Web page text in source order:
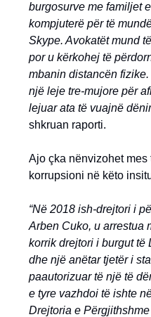
burgosurve me familjet
kompjuterë për të
Skype. Avokatët mund
por u kërkohej të
mbanin distancën
një leje tre-mujore për
lejuar ata të vuajnë
shkruan raporti.
Ajo çka nënvizohet
korrupsioni në këto
“Në 2018 ish-drejtori i
Arben Cuko, u arrestua
korrik drejtori i burgut të
dhe një anëtar tjetër i
paautorizuar të një të
e tyre vazhdoi të ishte
Drejtoria e